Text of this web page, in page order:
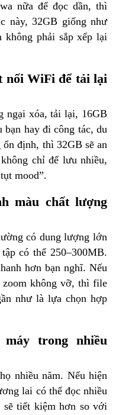
nữa để đọc dần, thì
này, 32GB giống như
không phải sắp xếp lại
nối WiFi để tải lại
ngại xóa, tải lại, 16GB
bạn hay đi công tác, du
định, thì 32GB sẽ an
chỉ để lưu nhiều,
mood”.
màu chất lượng
có dung lượng lớn
có thể 250–300MB.
hơn bạn nghĩ. Nếu
zoom không vỡ, thì file
như là lựa chọn hợp
trong nhiều
nhiều năm. Nếu hiện
lai có thể đọc nhiều
tiết kiệm hơn so với